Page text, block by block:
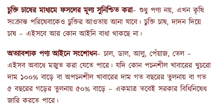
চুক্তি চাষের মাধ্যমে ফসলের মূল্য সুনিশ্চিত করা– শুধু পণ্য নয়, এখন কৃষি
সংক্রান্ত পরিষেবাকেও চুক্তির আওতায় আনা যাবে। চুক্তি চাষ, দাদন দিয়ে
চাষ – এইসবে আর কোন আইনি বাধা থাকছে না।
অত্যাবশ্যক পণ্য আইনে সংশোধন– চাল, ডাল, আলু, পেঁয়াজ, তেল –
এইসব অবাধে মজুত করা যেতে পারে। যদি কোন পচনশীল খাবারের খুচরো
দাম ১০০% বাড়ে বা অপচনশীল খাবারের দাম গত বছরের তুলনায় বা গত
৫ বছরের গড়ের তুলনায় ৫০% বাড়ে – একমাত্র তবেই সরকার বিধিনিষেধ
জারি করতে পারে।